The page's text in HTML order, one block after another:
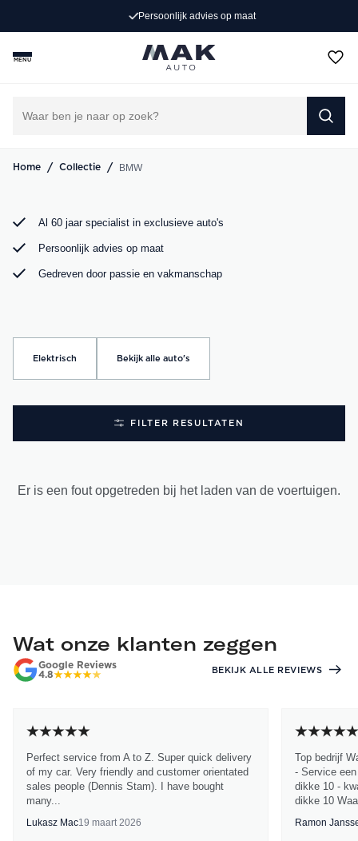
Persoonlijk advies op maat
MENU
Home / Collectie / BMW
Rijd weg in jouw droom-BMW. Bij MAK Auto vind je een
exclusief aanbod BMW occasions, van de sportieve BMW
3 Serie tot de ruime BMW X5. Bekijk ons aanbod online of
Al 60 jaar specialist in exclusieve auto's
Persoonlijk advies op maat
Gedreven door passie en vakmanschap
Elektrisch Bekijk alle auto's
FILTER RESULTATEN
Er is een fout opgetreden bij het laden van de voertuigen.
Wat onze klanten zeggen
Google Reviews
4.8
BEKIJK ALLE REVIEWS
Perfect service from A to Z. Super quick delivery
of my car. Very friendly and customer orientated
sales people (Dennis Stam). I have bought
many...
Lukasz Mac19 maart 2026
Top bedrijf
- Service
dikke 10 -
dikke 10
Ramon